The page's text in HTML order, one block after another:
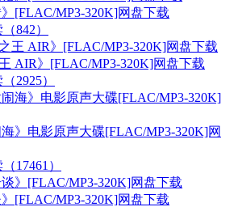
[FLAC/MP3-320K]网盘下载
842）
AIR》[FLAC/MP3-320K]网盘下载
2925）
海》电影原声大碟[FLAC/MP3-320K]网
17461）
[FLAC/MP3-320K]网盘下载